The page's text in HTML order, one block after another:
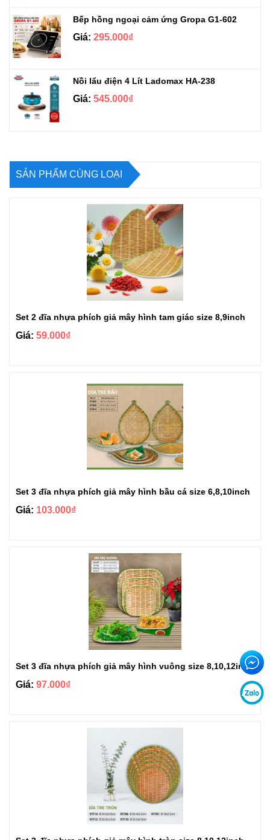
Bếp hồng ngoại cảm ứng Gropa G1-602
Giá: 295.000₫
Nồi lẩu điện 4 Lít Ladomax HA-238
Giá: 545.000₫
SẢN PHẨM CÙNG LOẠI
Set 2 đĩa nhựa phích giả mây hình tam giác size 8,9inch
Giá: 59.000₫
Set 3 đĩa nhựa phích giả mây hình bầu cá size 6,8,10inch
Giá: 103.000₫
Set 3 đĩa nhựa phích giả mây hình vuông size 8,10,12inch
Giá: 97.000₫